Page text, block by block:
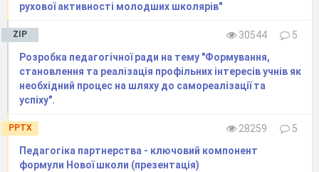
рухової активності молодших школярів"
ZIP 30544
5
Розробка педагогічної ради на тему "Формування,
становлення та реалізація профільних інтересів учнів як
необхідний процес на шляху до самореалізації та
успіху".
PPTX 28259
5
Педагогіка партнерства - ключовий компонент
формули Нової школи (презентація)